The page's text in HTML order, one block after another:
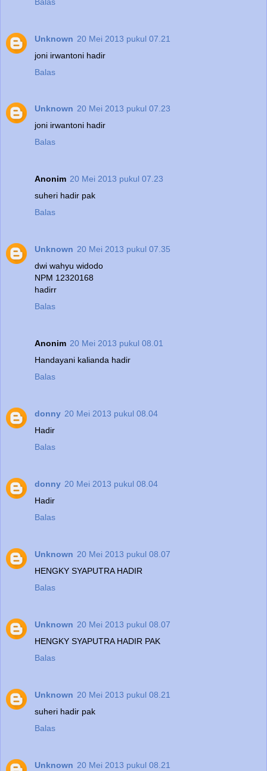
Unknown 20 Mei 2013 pukul 07.21
joni irwantoni hadir
Balas
Unknown 20 Mei 2013 pukul 07.23
joni irwantoni hadir
Balas
Anonim 20 Mei 2013 pukul 07.23
suheri hadir pak
Balas
Unknown 20 Mei 2013 pukul 07.35
dwi wahyu widodo
NPM 12320168
hadirr
Balas
Anonim 20 Mei 2013 pukul 08.01
Handayani kalianda hadir
Balas
donny 20 Mei 2013 pukul 08.04
Hadir
Balas
donny 20 Mei 2013 pukul 08.04
Hadir
Balas
Unknown 20 Mei 2013 pukul 08.07
HENGKY SYAPUTRA HADIR
Balas
Unknown 20 Mei 2013 pukul 08.07
HENGKY SYAPUTRA HADIR PAK
Balas
Unknown 20 Mei 2013 pukul 08.21
suheri hadir pak
Balas
Unknown 20 Mei 2013 pukul 08.21